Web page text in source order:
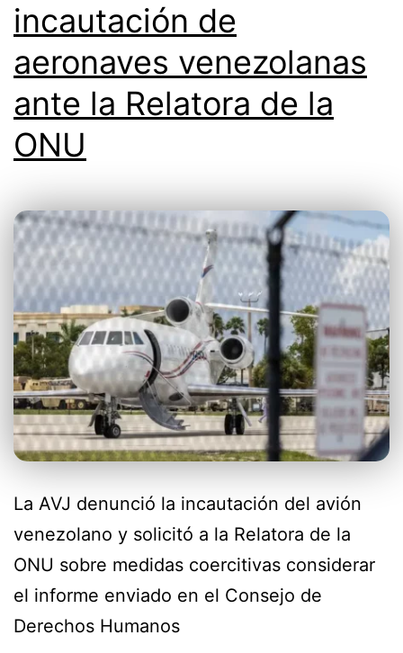
incautación de
aeronaves venezolanas
ante la Relatora de la
ONU
La AVJ denunció la incautación del avión
venezolano y solicitó a la Relatora de la
ONU sobre medidas coercitivas considerar
el informe enviado en el Consejo de
Derechos Humanos